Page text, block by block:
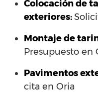
Colocación de
exteriores:
Montaje de
Presupuesto en
Pavimentos
cita en Oria